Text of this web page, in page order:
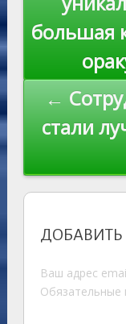
большая
←
стали
Ваш адрес
Обязательные